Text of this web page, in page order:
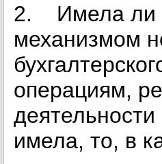
2. Имела ли
механизмом
операциям,
имела, то, в